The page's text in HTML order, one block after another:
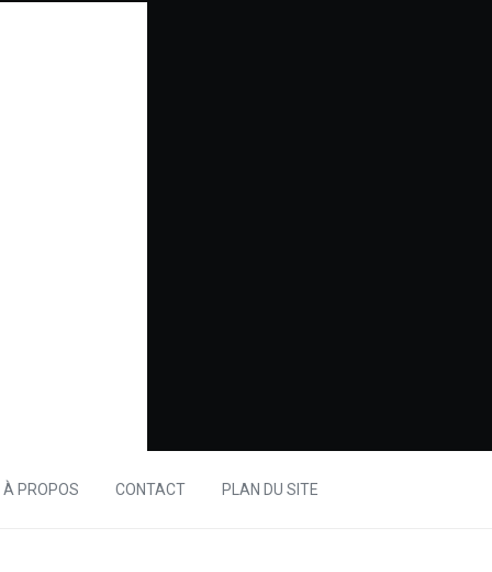
À PROPOS CONTACT PLAN DU SITE